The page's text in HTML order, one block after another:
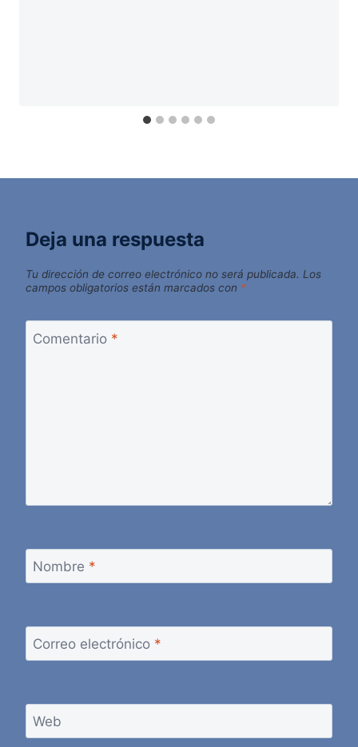
Deja una respuesta
Tu dirección de correo electrónico no será publicada. Los
campos obligatorios están marcados con *
Comentario *
Nombre *
Correo electrónico *
Web